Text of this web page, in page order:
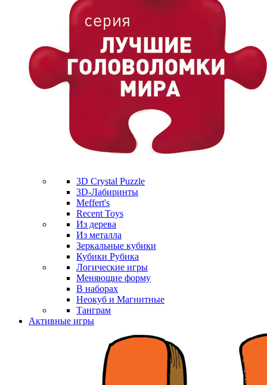
3D Crystal Puzzle
3D-Лабиринты
Meffert's
Recent Toys
Из дерева
Из металла
Зеркальные кубики
Кубики Рубика
Логические игры
Меняющие форму
В наборах
Неокуб и Магнитные
Танграм
Активные игры